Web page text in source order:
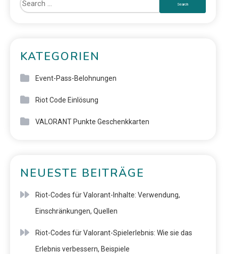
KATEGORIEN
Event-Pass-Belohnungen
Riot Code Einlösung
VALORANT Punkte Geschenkkarten
NEUESTE BEITRÄGE
Riot-Codes für Valorant-Inhalte: Verwendung,
Einschränkungen, Quellen
Riot-Codes für Valorant-Spielerlebnis: Wie sie das
Erlebnis verbessern, Beispiele